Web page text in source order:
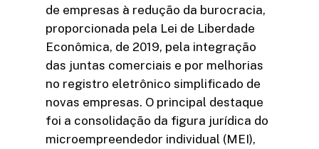
de empresas à redução da burocracia,
proporcionada pela Lei de Liberdade
Econômica, de 2019, pela integração
das juntas comerciais e por melhorias
no registro eletrônico simplificado de
novas empresas. O principal destaque
foi a consolidação da figura jurídica do
microempreendedor individual (MEI),